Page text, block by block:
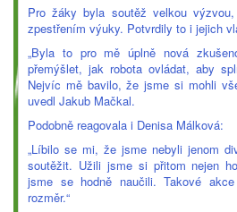
Pro žáky byla soutěž velkou
zpestřením výuky. Potvrdily to i jejich
„Byla to pro mě úplně nová
přemýšlet, jak robota ovládat, aby
Nejvíc mě bavilo, že jsme si mohli
uvedl Jakub Mačkal.
Podobně reagovala i Denisa Málková:
„Líbilo se mi, že jsme nebyli jenom
soutěžit. Užili jsme si přitom nejen
jsme se hodně naučili. Takové
rozměr.“